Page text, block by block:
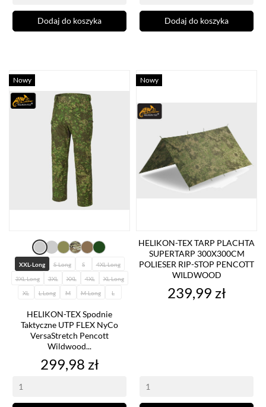
Dodaj do koszyka Dodaj do koszyka
XXL-Long S-Long S
4XL-Long
3XL-Long
3XL XXL 4XL
XL-Long
XL
L-Long M M-Long L
HELIKON-TEX Spodnie
Taktyczne UTP FLEX NyCo
VersaStretch Pencott
Wildwood...
Cena
299,98 zł
Nowy
HELIKON-TEX TARP PLACHTA
SUPERTARP 300X300CM
POLIESER RIP-STOP PENCOTT
WILDWOOD
Cena
239,99 zł
Nowy